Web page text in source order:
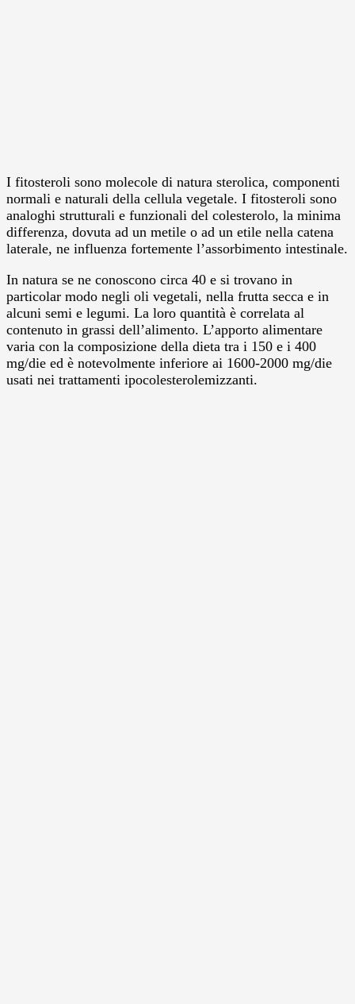
I fitosteroli sono molecole di natura sterolica, componenti
normali e naturali della cellula vegetale. I fitosteroli sono
analoghi strutturali e funzionali del colesterolo, la minima
differenza, dovuta ad un metile o ad un etile nella catena
laterale, ne influenza fortemente l’assorbimento intestinale.
In natura se ne conoscono circa 40 e si trovano in
particolar modo negli oli vegetali, nella frutta secca e in
alcuni semi e legumi. La loro quantità è correlata al
contenuto in grassi dell’alimento. L’apporto alimentare
varia con la composizione della dieta tra i 150 e i 400
mg/die ed è notevolmente inferiore ai 1600-2000 mg/die
usati nei trattamenti ipocolesterolemizzanti.